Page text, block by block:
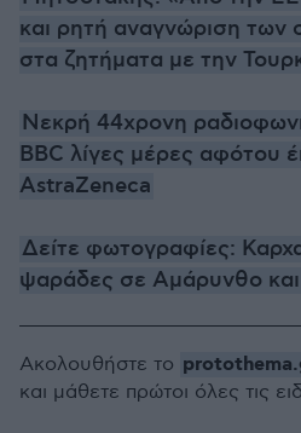
και ρητή αναγνώριση
στα ζητήματα με την
Νεκρή 44χρονη
BBC λίγες μέρες αφότου
AstraZeneca
Δείτε φωτογραφίες:
ψαράδες σε Αμάρυνθο και
Ακολουθήστε το
και μάθετε πρώτοι όλες τις